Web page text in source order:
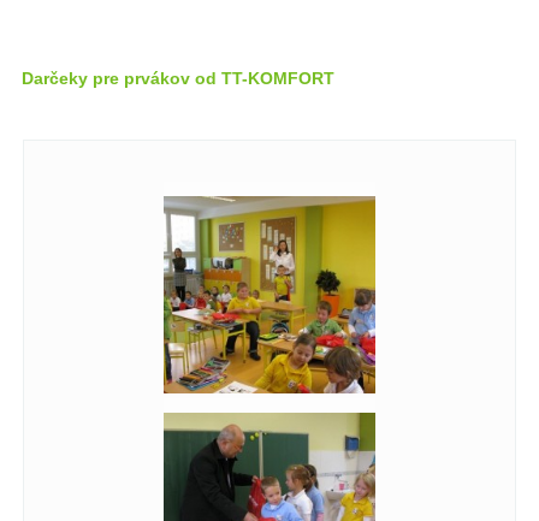
Darčeky pre prvákov od TT-KOMFORT